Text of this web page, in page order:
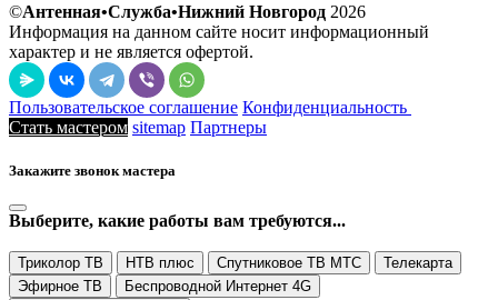
©Антенная•Служба•Нижний Новгород 2026
Информация на данном сайте носит информационный
характер и не является офертой.
Пользовательское соглашение Конфиденциальность
Стать мастером sitemap Партнеры
Закажите звонок мастера
Выберите, какие работы вам требуются...
Триколор ТВ НТВ плюс Спутниковое ТВ МТС
Телекарта
Эфирное ТВ
Беспроводной Интернет 4G